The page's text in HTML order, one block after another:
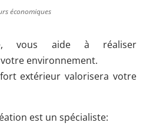
économiques
vous aide à réaliser
environnement.
extérieur valorisera votre
est un spécialiste: